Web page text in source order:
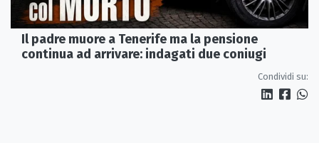
Il padre muore a Tenerife ma la pensione
continua ad arrivare: indagati due coniugi
Condividi su: